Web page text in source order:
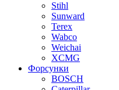
Stihl
Sunward
Terex
Wabco
Weichai
XCMG
Форсунки
BOSCH